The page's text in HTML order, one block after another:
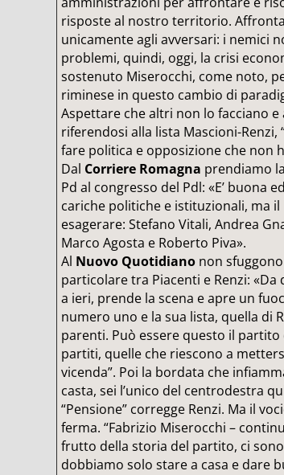
risposte al nostro territorio.
unicamente agli avversari: i nemici
problemi, quindi, oggi, la crisi
sostenuto Miserocchi, come noto,
riminese in questo cambio di
Aspettare che altri non lo facciano
riferendosi alla lista Mascioni-
fare politica e opposizione che non
Dal Corriere Romagna prendiamo
Pd al congresso del Pdl: «E’ buona
cariche politiche e istituzionali, ma
esagerare: Stefano Vitali, Andrea
Marco Agosta e Roberto Piva».
Al Nuovo Quotidiano non
particolare tra Piacenti e Renzi:
a ieri, prende la scena e apre un
numero uno e la sua lista, quella di
parenti. Può essere questo il
partiti, quelle che riescono a
vicenda”. Poi la bordata che
casta, sei l’unico del centrodestra
“Pensione” corregge Renzi. Ma il
ferma. “Fabrizio Miserocchi –
frutto della storia del partito, ci
dobbiamo solo stare a casa e dare